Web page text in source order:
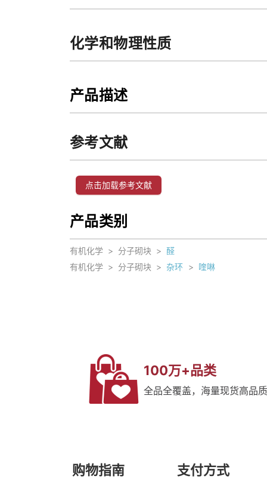
化学和物理性质
产品描述
参考文献
点击加载参考文献
产品类别
有机化学 > 分子砌块 > 醛
有机化学 > 分子砌块 > 杂环 > 喹啉
100万+品类
全品全覆盖，海量现货高品
购物指南 支付方式